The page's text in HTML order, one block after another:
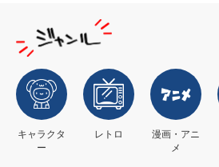
キャラクタ
ー
レトロ
漫画・アニ
メ